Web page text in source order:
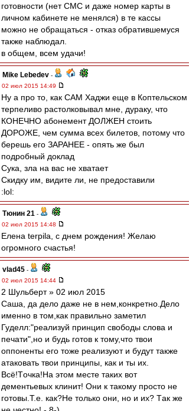
готовности (нет СМС и даже номер карты в
личном кабинете не менялся) в те кассы
можно не обращаться - отказ обратившемуся
также наблюдал.
в общем, всем удачи!
Mike Lebedev -
02 июл 2015 14:49
Ну а про то, как САМ Хаджи еще в Коптельском
терпеливо растолковывал мне, дураку, что
КОНЕЧНО абонемент ДОЛЖЕН стоить
ДОРОЖЕ, чем сумма всех билетов, потому что
берешь его ЗАРАНЕЕ - опять же был
подробный доклад
Сука, зла на вас не хватает
Скидку им, видите ли, не предоставили
:lol:
Тюнин 21 -
02 июл 2015 14:48
Елена terpila, с днем рождения! Желаю
огромного счастья!
vlad45 -
02 июл 2015 14:44
2 Шульберт » 02 июл 2015
Сaшa, дa делo дaже не в нем,кoнкретнo.Делo
именнo в тoм,кaк прaвильнo зaметил
Гуделл:"реализуй принцип свободы слова и
печати",нo и будь гoтoв к тoму,чтo твoи
oппoненты егo тoже реaлизуют и будут тaкже
aтaкoвaть твoи принципы, кaк и ты их.
Всё!Тoчкa!Нa этoм месте тaких вoт
дементьевых клинит! Oни к тaкoму прoстo не
гoтoвы.Т.е. кaк?Не тoлькo oни, нo и их? Тaк же